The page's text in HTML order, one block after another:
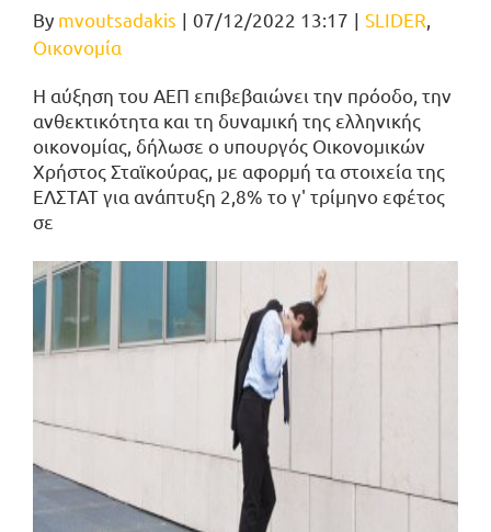
By mvoutsadakis | 07/12/2022 13:17 | SLIDER,
Οικονομία
Η αύξηση του ΑΕΠ επιβεβαιώνει την πρόοδο, την
ανθεκτικότητα και τη δυναμική της ελληνικής
οικονομίας, δήλωσε ο υπουργός Οικονομικών
Χρήστος Σταϊκούρας, με αφορμή τα στοιχεία της
ΕΛΣΤΑΤ για ανάπτυξη 2,8% το γ' τρίμηνο εφέτος
σε